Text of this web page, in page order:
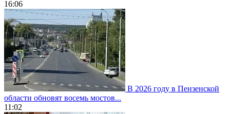
16:06
В 2026 году в Пензенской
области обновят восемь мостов...
11:02